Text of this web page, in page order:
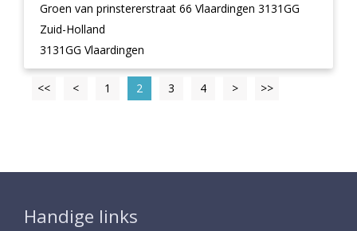
Groen van prinstererstraat 66 Vlaardingen 3131GG
Zuid-Holland
3131GG Vlaardingen
<< < 1 2 3 4 > >>
Handige links